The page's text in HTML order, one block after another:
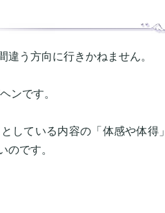
う方向に行きかねません。
ンです。
している内容の「体感や体得」
のです。